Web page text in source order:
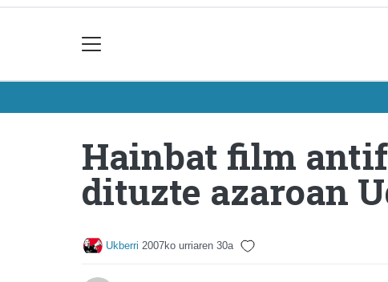
Hainbat film
dituzte azaroan
Ukberri 2007ko urriaren 30a